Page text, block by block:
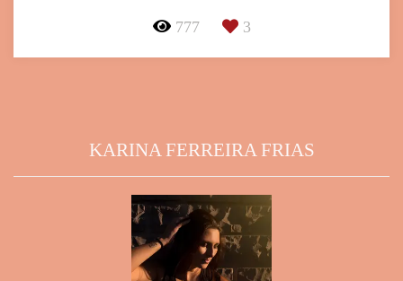
777 3
KARINA FERREIRA FRIAS